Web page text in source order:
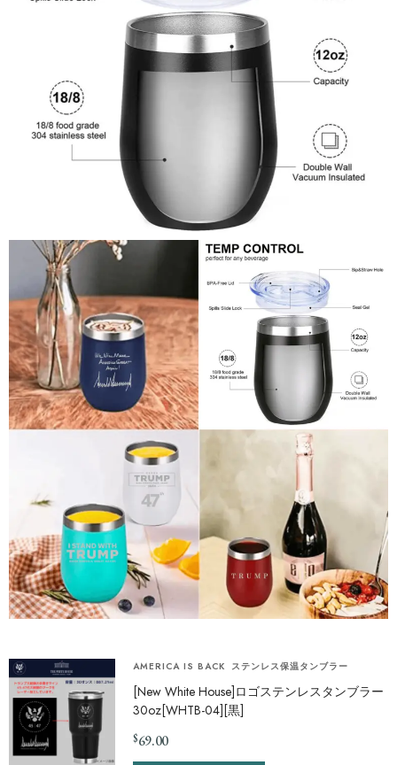
AMERICA IS BACK ステンレス保温タンブラー
[New White House]ロゴステンレスタンブラー
30oz[WHTB-04][黒]
$69.00